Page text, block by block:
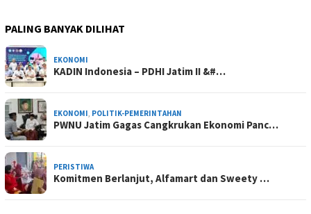
PALING BANYAK DILIHAT
EKONOMI
KADIN Indonesia – PDHI Jatim II &#…
EKONOMI POLITIK-PEMERINTAHAN
PWNU Jatim Gagas Cangkrukan Ekonomi Panc…
PERISTIWA
Komitmen Berlanjut, Alfamart dan Sweety …